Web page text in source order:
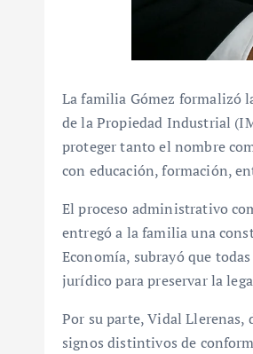
La familia Gómez formalizó
de la Propiedad Industrial
proteger tanto el nombre
con educación, formación,
El proceso administrativo
entregó a la familia una
Economía, subrayó que
jurídico para preservar la
Por su parte, Vidal
signos distintivos de